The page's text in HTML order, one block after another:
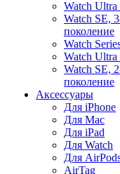
Watch Ultra
Watch SE,
поколение
Watch
Watch Ultra
Watch SE,
поколение
Аксессуары
Для iPhone
Для Mac
Для iPad
Для Watch
Для
AirTag